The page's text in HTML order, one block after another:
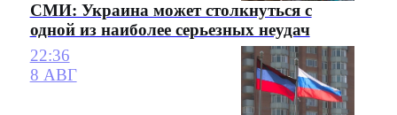
СМИ: Украина может столкнуться с
одной из наиболее серьезных неудач
22:36
8 АВГ